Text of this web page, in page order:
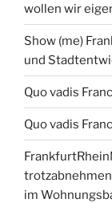
wollen wir
Show (me)
und
Quo vadis
Quo vadis
im